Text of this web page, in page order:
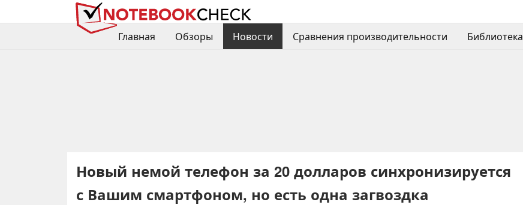
Главная
Обзоры Новости Сравнения производительности Библиотека
Новый немой телефон за 20 долларов синхронизируется
с Вашим смартфоном, но есть одна загвоздка